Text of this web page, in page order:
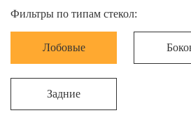
Фильтры по типам стекол:
Лобовые
Задние